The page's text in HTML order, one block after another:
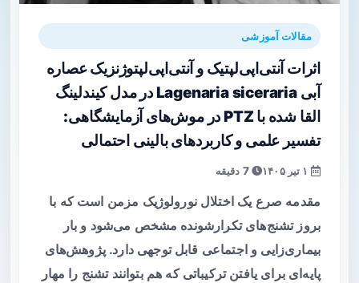
مقالات آموزشی
اثرات آنتی‌اپی‌لپتیک و آنتی‌اپی‌لپتوژنزیک عصاره
آبی Lagenaria siceraria در مدل کیندلینگ
القا شده با PTZ در موش‌های آزمایشگاهی:
تفسیر علمی و کاربردهای بالینی احتمالی
7 دقیقه
مقدمه صرع یک اختلال نورولوژیک مزمن است که با
بروز تشنج‌های تکرارشونده مشخص می‌شود و بار
بیماری‌زایی و اجتماعی قابل توجهی دارد. پژوهش‌های
پایه‌ای برای یافتن ترکیباتی که هم بتوانند تشنج را مهار